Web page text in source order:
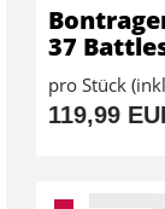
37
pro Stück
119,99